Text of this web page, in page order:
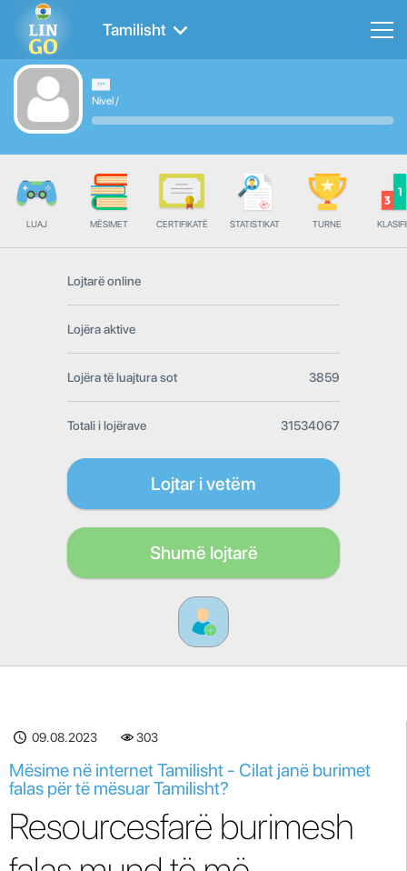
Tamilisht
Nivel/
LUAJ MËSIMET CERTIFIKATË STATISTIKAT TURNE
Lojtarë online
Lojëra aktive
Lojëra të luajtura sot 3859
Totali i lojërave 31534067
Lojtar i vetëm
Shumë lojtarë
09.08.2023 303
Mësime në internet Tamilisht - Cilat janë burimet
falas për të mësuar Tamilisht?
Resourcesfarë burimesh